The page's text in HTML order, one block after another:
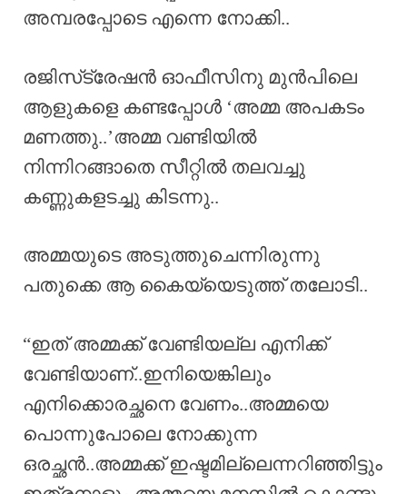
അമ്പരപ്പോടെ എന്നെ നോക്കി..
രജിസ്‌ട്രേഷൻ ഓഫീസിനു മുൻപിലെ
ആളുകളെ കണ്ടപ്പോൾ ‘അമ്മ അപകടം
മണത്തു..’അമ്മ വണ്ടിയിൽ
നിന്നിറങ്ങാതെ സീറ്റിൽ തലവച്ചു
കണ്ണുകളടച്ചു കിടന്നു..
അമ്മയുടെ അടുത്തുചെന്നിരുന്നു
പതുക്കെ ആ കൈയ്യെടുത്ത് തലോടി..
“ഇത് അമ്മക്ക് വേണ്ടിയല്ല എനിക്ക്
വേണ്ടിയാണ്..ഇനിയെങ്കിലും
എനിക്കൊരച്ഛനെ വേണം..അമ്മയെ
പൊന്നുപോലെ നോക്കുന്ന
ഒരച്ഛൻ..അമ്മക്ക് ഇഷ്ടമില്ലെന്നറിഞ്ഞിട്ടും